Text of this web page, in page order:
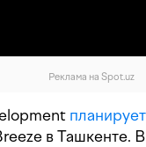
Реклама на Spot.uz
планирует
в Ташкенте.